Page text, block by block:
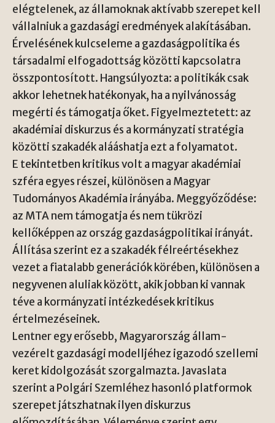
elégtelenek, az államoknak aktívabb szerepet kell
vállalniuk a gazdasági eredmények alakításában.
Érvelésének kulcseleme a gazdaságpolitika és
társadalmi elfogadottság közötti kapcsolatra
összpontosított. Hangsúlyozta: a politikák csak
akkor lehetnek hatékonyak, ha a nyilvánosság
megérti és támogatja őket. Figyelmeztetett: az
akadémiai diskurzus és a kormányzati stratégia
közötti szakadék alááshatja ezt a folyamatot.
E tekintetben kritikus volt a magyar akadémiai
szféra egyes részei, különösen a Magyar
Tudományos Akadémia irányába. Meggyőződése:
az MTA nem támogatja és nem tükrözi
kellőképpen az ország gazdaságpolitikai irányát.
Állítása szerint ez a szakadék félreértésekhez
vezet a fiatalabb generációk körében, különösen a
negyvenen aluliak között, akik jobban ki vannak
téve a kormányzati intézkedések kritikus
értelmezéseinek.
Lentner egy erősebb, Magyarország állam-
vezérelt gazdasági modelljéhez igazodó szellemi
keret kidolgozását szorgalmazta. Javaslata
szerint a Polgári Szemléhez hasonló platformok
szerepet játszhatnak ilyen diskurzus